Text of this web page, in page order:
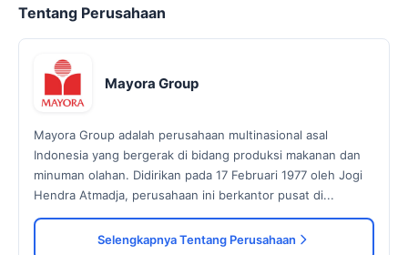
Tentang Perusahaan
Mayora Group
Mayora Group adalah perusahaan multinasional asal
Indonesia yang bergerak di bidang produksi makanan dan
minuman olahan. Didirikan pada 17 Februari 1977 oleh Jogi
Hendra Atmadja, perusahaan ini berkantor pusat di...
Selengkapnya Tentang Perusahaan